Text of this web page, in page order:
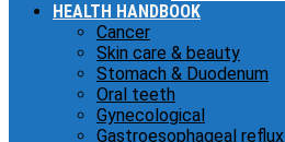
HEALTH HANDBOOK
Cancer
Skin care & beauty
Stomach & Duodenum
Oral teeth
Gynecological
Gastroesophageal reflux